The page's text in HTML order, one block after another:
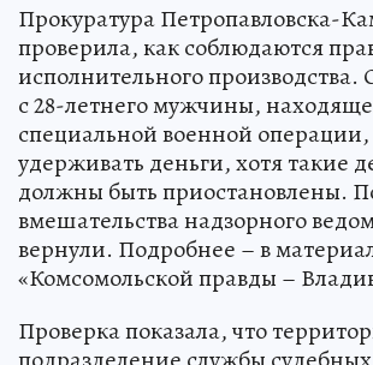
Прокуратура Петропавловска-
проверила, как соблюдаются
исполнительного производства.
с 28-летнего мужчины,
специальной военной
удерживать деньги, хотя такие
должны быть приостановлены.
вмешательства надзорного
вернули. Подробнее – в
«Комсомольской правды –
Проверка показала, что